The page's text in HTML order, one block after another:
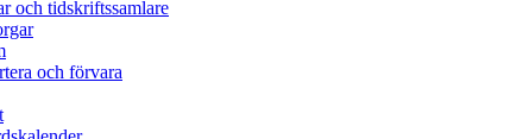
och tidskriftssamlare
och förvara